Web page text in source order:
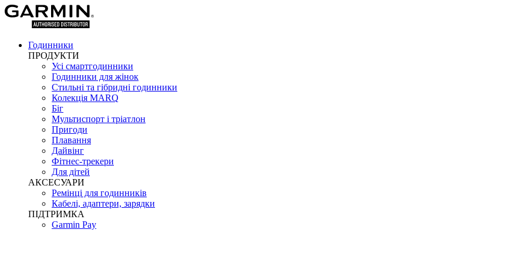
Годинники
ПРОДУКТИ
Усі смартгодинники
Годинники для жінок
Стильні та гібридні годинники
Колекція MARQ
Біг
Мультиспорт і тріатлон
Пригоди
Плавання
Дайвінг
Фітнес-трекери
Для дітей
АКСЕСУАРИ
Ремінці для годинників
Кабелі, адаптери, зарядки
ПІДТРИМКА
Garmin Pay